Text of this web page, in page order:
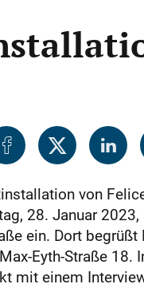
von
28. Januar
ein. Dort
Eyth-Straße
mit einem